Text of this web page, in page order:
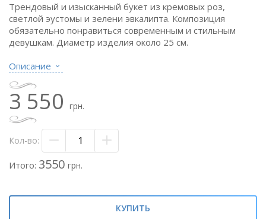
Трендовый и изысканный букет из кремовых роз,
светлой эустомы и зелени эвкалипта. Композиция
обязательно понравиться современным и стильным
девушкам. Диаметр изделия около 25 см.
Cостав:
- эустома светлая - 6 шт.
- эвкалипт - 1/4 пач.
- корейская бумага
- лента атласная
Метки: #стильный букет#светлый букет#букет цветов
#композиция с розами и эустомами#розы и
Описание
3 550 грн.
Кол-во:
Итого: 3550 грн.
КУПИТЬ